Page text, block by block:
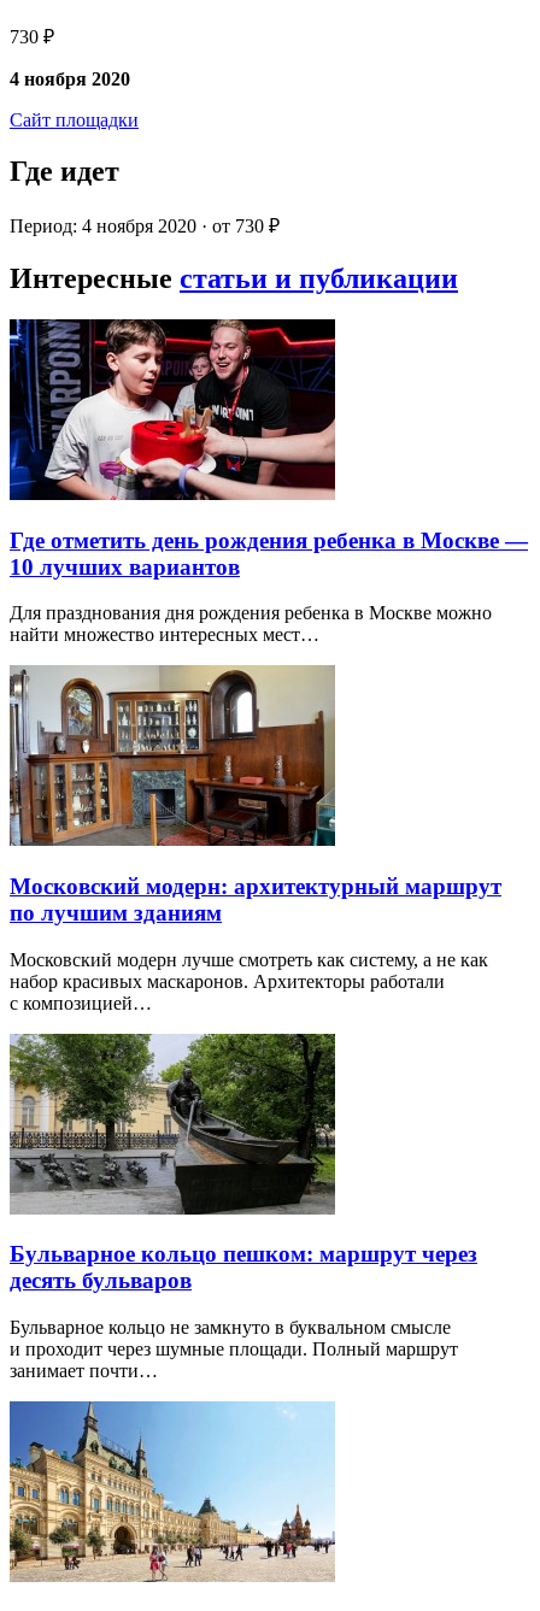
730 ₽
4 ноября 2020
Сайт площадки
Где идет
Период: 4 ноября 2020 · от 730 ₽
Интересные статьи и публикации
Где отметить день рождения ребенка в Москве —
10 лучших вариантов
Для празднования дня рождения ребенка в Москве можно
найти множество интересных мест…
Московский модерн: архитектурный маршрут
по лучшим зданиям
Московский модерн лучше смотреть как систему, а не как
набор красивых маскаронов. Архитекторы работали
с композицией…
Бульварное кольцо пешком: маршрут через
десять бульваров
Бульварное кольцо не замкнуто в буквальном смысле
и проходит через шумные площади. Полный маршрут
занимает почти…